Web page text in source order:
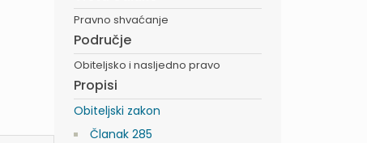
Pravno shvaćanje
Područje
Obiteljsko i nasljedno pravo
Propisi
Obiteljski zakon
Članak 285